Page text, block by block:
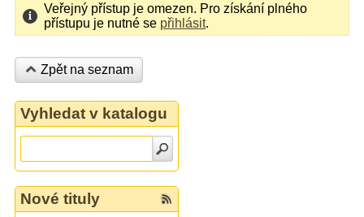
Veřejný přístup je omezen. Pro získání plného
přístupu je nutné se přihlásit.
Zpět na seznam
Vyhledat v katalogu
Nové tituly